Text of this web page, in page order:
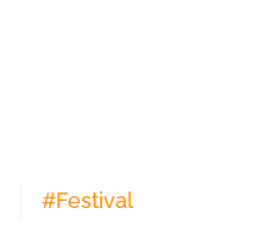
#Festival